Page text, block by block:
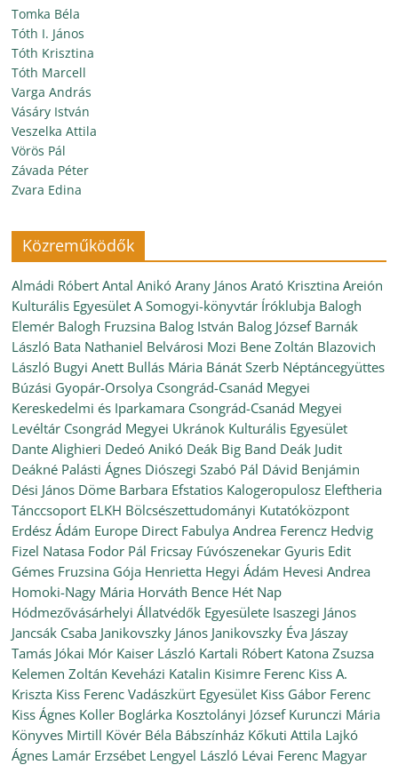
Tomka Béla
Tóth I. János
Tóth Krisztina
Tóth Marcell
Varga András
Vásáry István
Veszelka Attila
Vörös Pál
Závada Péter
Zvara Edina
Közreműködők
Almádi Róbert Antal Anikó Arany János Arató Krisztina Areión
Kulturális Egyesület A Somogyi-könyvtár Íróklubja Balogh
Elemér Balogh Fruzsina Balog István Balog József Barnák
László Bata Nathaniel Belvárosi Mozi Bene Zoltán Blazovich
László Bugyi Anett Bullás Mária Bánát Szerb Néptáncegyüttes
Búzási Gyopár-Orsolya Csongrád-Csanád Megyei
Kereskedelmi és Iparkamara Csongrád-Csanád Megyei
Levéltár Csongrád Megyei Ukránok Kulturális Egyesület
Dante Alighieri Dedeó Anikó Deák Big Band Deák Judit
Deákné Palásti Ágnes Diószegi Szabó Pál Dávid Benjámin
Dési János Döme Barbara Efstatios Kalogeropulosz Eleftheria
Tánccsoport ELKH Bölcsészettudományi Kutatóközpont
Erdész Ádám Europe Direct Fabulya Andrea Ferencz Hedvig
Fizel Natasa Fodor Pál Fricsay Fúvószenekar Gyuris Edit
Gémes Fruzsina Gója Henrietta Hegyi Ádám Hevesi Andrea
Homoki-Nagy Mária Horváth Bence Hét Nap
Hódmezővásárhelyi Állatvédők Egyesülete Isaszegi János
Jancsák Csaba Janikovszky János Janikovszky Éva Jászay
Tamás Jókai Mór Kaiser László Kartali Róbert Katona Zsuzsa
Kelemen Zoltán Keveházi Katalin Kisimre Ferenc Kiss A.
Kriszta Kiss Ferenc Vadászkürt Egyesület Kiss Gábor Ferenc
Kiss Ágnes Koller Boglárka Kosztolányi József Kurunczi Mária
Könyves Mirtill Kövér Béla Bábszínház Kőkuti Attila Lajkó
Ágnes Lamár Erzsébet Lengyel László Lévai Ferenc Magyar